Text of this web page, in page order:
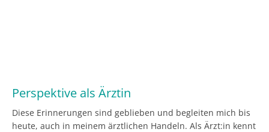
Perspektive als Ärztin
Diese Erinnerungen sind geblieben und begleiten mich bis
heute, auch in meinem ärztlichen Handeln. Als Ärzt:in kennt